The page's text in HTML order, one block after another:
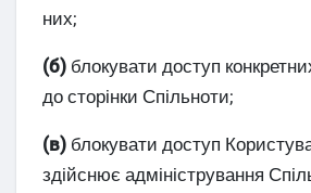
них;
(б) блокувати доступ
до сторінки Спільноти;
(в) блокувати доступ
здійснює адміністрування